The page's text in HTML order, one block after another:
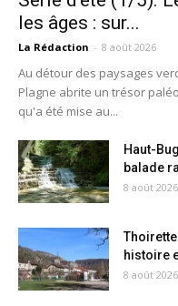
les âges : sur...
La Rédaction - 8 août 2026
Au détour des paysages
Plagne abrite un trésor
qu'a été mise au...
Haut-
balade
8 août 2026
histoire
8 août 2026